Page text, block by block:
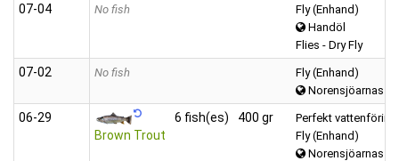
07‑04 No fish
Fly (Enhand)
Handöl
Flies - Dry Fly
07‑02 No fish
Fly (Enhand)
Norensjöarnas
06‑29
Brown Trout
6 fish(es) 400 gr
Perfekt
Fly (Enhand)
Norensjöarnas